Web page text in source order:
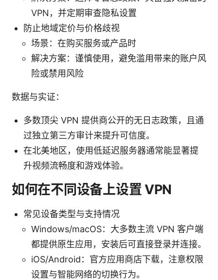
VPN，并定期审查隐私设置
防止地域定价与价格歧视
场景：在购买服务或产品时
解决方案：谨慎使用，避免滥用带来的账户风
险或禁用风险
数据与实证：
多数顶尖 VPN 提供商公开的无日志政策，且通
过独立第三方审计来提升可信度。
在北美地区，使用低延迟服务器通常能显著提
升视频流畅度和游戏体验。
如何在不同设备上设置 VPN
常见设备类型与支持情况
Windows/macOS：大多数主流 VPN 客户端
都提供原生应用，安装后可直接登录并连接。
iOS/Android：官方应用商店下载，注意权限
设置与智能网络的切换行为。